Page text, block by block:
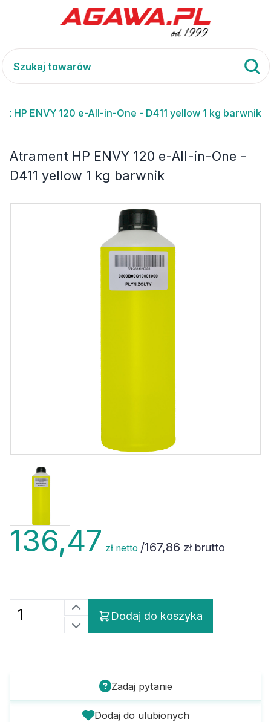
HP ENVY 120 e-All-in-One - D411 yellow 1 kg barwnik
Atrament HP ENVY 120 e-All-in-One -
D411 yellow 1 kg barwnik
136,47 zł netto /167,86 zł brutto
Dodaj do koszyka
Zadaj pytanie
Dodaj do ulubionych